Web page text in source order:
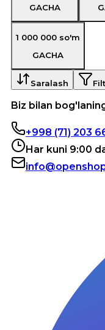
GACHA
1 000 000 so'm
GACHA
Saralash
Biz bilan
+998 (71) 203
Har kuni 9:00